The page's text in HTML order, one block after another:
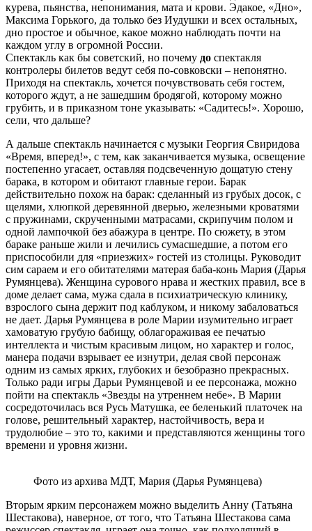
курева, пьянства, непонимания, мата и крови. Эдакое, «Дно»,
Максима Горького, да только без Иудушки и всех остальных,
дно простое и обычное, какое можно наблюдать почти на
каждом углу в огромной России.
Спектакль как бы советский, но почему до спектакля
контролеры билетов ведут себя по-совковски – непонятно.
Приходя на спектакль, хочется почувствовать себя гостем,
которого ждут, а не зашедшим бродягой, которому можно
грубить, и в приказном тоне указывать: «Садитесь!». Хорошо,
сели, что дальше?
А дальше спектакль начинается с музыки Георгия Свиридова
«Время, вперед!», с тем, как заканчивается музыка, освещение
постепенно угасает, оставляя подсвеченную дощатую стену
барака, в котором и обитают главные герои. Барак
действительно похож на барак: сделанный из грубых досок, с
щелями, хлюпкой деревянной дверью, железными кроватями
с пружинами, скрученными матрасами, скрипучим полом и
одной лампочкой без абажура в центре. По сюжету, в этом
бараке раньше жили и лечились сумасшедшие, а потом его
приспособили для «приезжих» гостей из столицы. Руководит
сим сараем и его обитателями матерая баба-конь Мария (Дарья
Румянцева). Женщина сурового нрава и жестких правил, все в
доме делает сама, мужа сдала в психиатрическую клинику,
взрослого сына держит под каблуком, и никому забаловаться
не дает. Дарья Румянцева в роле Марии изумительно играет
хамоватую грубую бабищу, облагораживая ее печатью
интеллекта и чистым красивым лицом, но характер и голос,
манера подачи взрывает ее изнутри, делая свой персонаж
одним из самых ярких, глубоких и безобразно прекрасных.
Только ради игры Дарьи Румянцевой и ее персонажа, можно
пойти на спектакль «Звезды на утреннем небе». В Марии
сосредоточилась вся Русь Матушка, ее беленький платочек на
голове, решительный характер, настойчивость, вера и
трудолюбие – это то, какими и представляются женщины того
времени и уровня жизни.
Фото из архива МДТ, Мария (Дарья Румянцева)
Вторым ярким персонажем можно выделить Анну (Татьяна
Шестакова), наверное, от того, что Татьяна Шестакова сама